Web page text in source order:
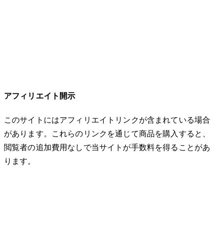
アフィリエイト開示
このサイトにはアフィリエイトリンクが含まれている場合
があります。これらのリンクを通じて商品を購入すると、
閲覧者の追加費用なしで当サイトが手数料を得ることがあ
ります。